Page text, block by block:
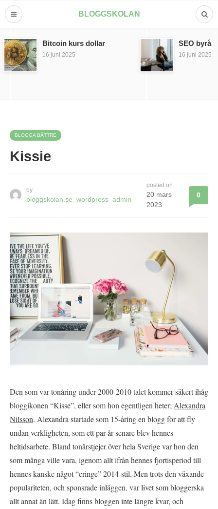
BLOGGSKOLAN
Bitcoin kurs dollar
16 juni 2025
SEO byrå
16 juni 2025
BLOGGA BÄTTRE
Kissie
by
bloggskolan.se_wordpress_admin
posted on
20 mars
2023
0
Den som var tonåring under 2000-2010 talet kommer säkert ihåg
bloggikonen “Kisse”, eller som hon egentligen heter;Alexandra
Nilsson. Alexandra startade som 15-åring en blogg för att fly
undan verkligheten, som ett par år senare blev hennes
heltidsarbete. Bland tonårstjejer över hela Sverige var hon den
som många ville vara, igenom allt ifrån hennes fjortisperiod till
hennes kanske något “cringe” 2014-stil. Men trots den växande
populariteten, och sponsrade inläggen, var livet som bloggerska
allt annat än lätt. Idag finns bloggen inte längre kvar, och